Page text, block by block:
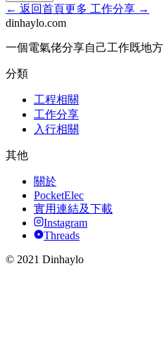
← 返回首頁更多 工作分享 →
dinhaylo.com
一個電氣佬分享自己工作既地方
分類
工程相關
工作分享
入行相關
其他
關於
PocketElec
實用連結及下載
Instagram
Threads
© 2021 Dinhaylo